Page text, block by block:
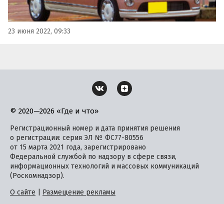
23 июня 2022, 09:33
© 2020—2026 «Где и что»
Регистрационный номер и дата принятия решения
о регистрации: серия ЭЛ № ФС77-80556
от 15 марта 2021 года, зарегистрировано
Федеральной службой по надзору в сфере связи,
информационных технологий и массовых коммуникаций
(Роскомнадзор).
О сайте
Размещение рекламы